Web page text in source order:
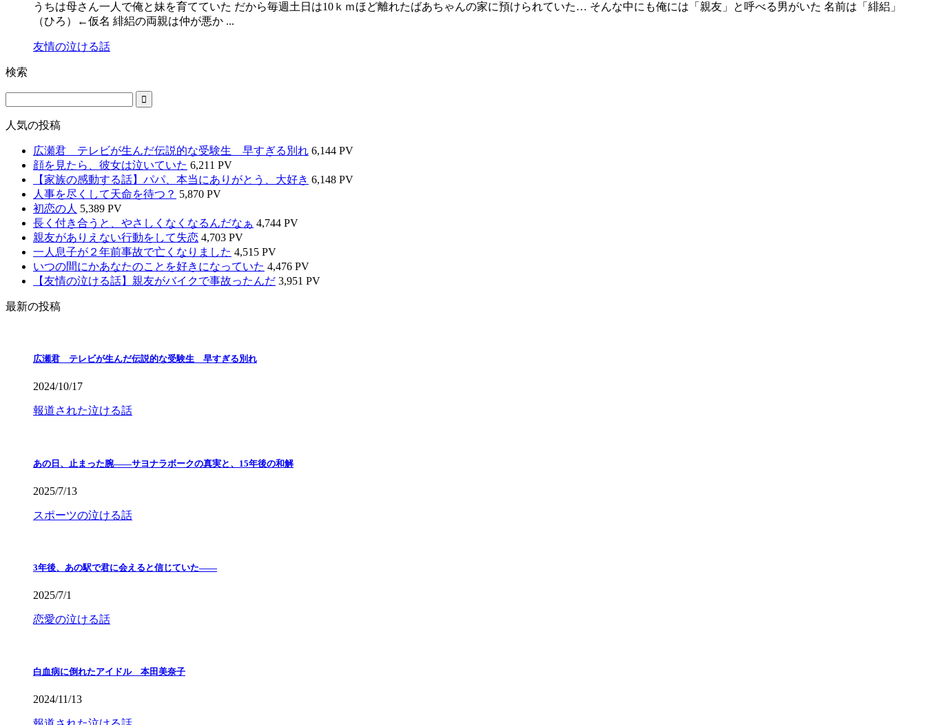
うちは母さん一人で俺と妹を育てていた だから毎週土日は10ｋｍほど離れたばあちゃんの家に預けられていた… そんな中にも俺には「親友」と呼べる男がいた 名前は「緋絽」
（ひろ）←仮名 緋絽の両親は仲が悪か ...
友情の泣ける話
検索
人気の投稿
広瀬君 テレビが生んだ伝説的な受験生 早すぎる別れ 6,144 PV
顔を見たら、彼女は泣いていた 6,211 PV
【家族の感動する話】パパ、本当にありがとう、大好き 6,148 PV
人事を尽くして天命を待つ？ 5,870 PV
初恋の人 5,389 PV
長く付き合うと、やさしくなくなるんだなぁ 4,744 PV
親友がありえない行動をして失恋 4,703 PV
一人息子が２年前事故で亡くなりました 4,515 PV
いつの間にかあなたのことを好きになっていた 4,476 PV
【友情の泣ける話】親友がバイクで事故ったんだ 3,951 PV
最新の投稿
広瀬君 テレビが生んだ伝説的な受験生 早すぎる別れ
2024/10/17
報道された泣ける話
あの日、止まった腕――サヨナラボークの真実と、15年後の和解
2025/7/13
スポーツの泣ける話
3年後、あの駅で君に会えると信じていた——
2025/7/1
恋愛の泣ける話
白血病に倒れたアイドル 本田美奈子
2024/11/13